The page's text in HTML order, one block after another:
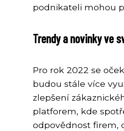
podnikateli mohou
Trendy a novinky ve
Pro rok 2022 se
budou stále více
zlepšení
platforem, kde
odpovědnost firem,